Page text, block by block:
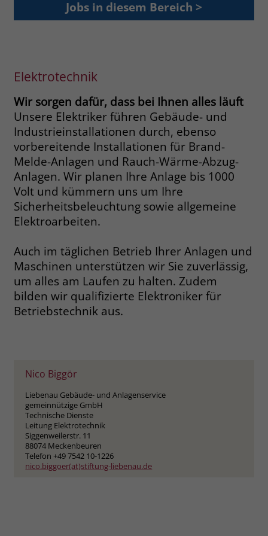
Jobs in diesem Bereich >
Elektrotechnik
Wir sorgen dafür, dass bei Ihnen alles läuft
Unsere Elektriker führen Gebäude- und
Industrieinstallationen durch, ebenso
vorbereitende Installationen für Brand-
Melde-Anlagen und Rauch-Wärme-Abzug-
Anlagen. Wir planen Ihre Anlage bis 1000
Volt und kümmern uns um Ihre
Sicherheitsbeleuchtung sowie allgemeine
Elektroarbeiten.
Auch im täglichen Betrieb Ihrer Anlagen und
Maschinen unterstützen wir Sie zuverlässig,
um alles am Laufen zu halten. Zudem
bilden wir qualifizierte Elektroniker für
Betriebstechnik aus.
Nico Biggör
Liebenau Gebäude- und Anlagenservice
gemeinnützige GmbH
Technische Dienste
Leitung Elektrotechnik
Siggenweilerstr. 11
88074 Meckenbeuren
Telefon +49 7542 10-1226
nico.biggoer(at)stiftung-liebenau.de
Laufzeit Session
Zweck
Behält die Zustände des Benutzers bei
allen Seitenanfragen bei.
Name cookie_optin
Anbieter www.stiftung-liebenau.de
Laufzeit 1 Monat
zum Cookie Opt-In
Name __cf_bm
Anbieter .fonts.net
Zweck
Name JSessionID
Anbieter jobs.stiftung-liebenau.de
Laufzeit Session
Browsers und die Einstellungen
exklusiv für diese Website zu speichern.
werden, mit derselben
Name _clsk
Anbieter www.clarity.ms
Laufzeit 1 Jahr
Microsoft Clarity setzt dieses Cookie,
um die Seitenaufrufe eines Benutzers
Sitzungsaufzeichnung
zusammenzufassen.
Name _gcl_au
Zweck
Name _gcl_aw
Anbieter Google Ads
Laufzeit 90 Tage